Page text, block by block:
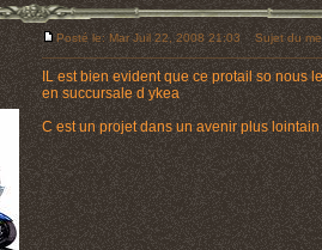
Posté le: Mar Juil 22, 2008 21:03 Sujet du
IL est bien evident que ce protail so nous
en succursale d ykea
C est un projet dans un avenir plus lointain